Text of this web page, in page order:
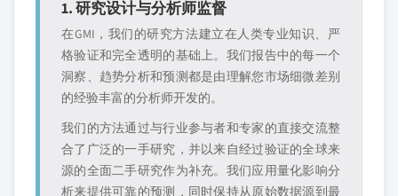
1. 研究设计与分析师监督
在GMI，我们的研究方法建立在人类专业知识、严
格验证和完全透明的基础上。我们报告中的每一个
洞察、趋势分析和预测都是由理解您市场细微差别
的经验丰富的分析师开发的。
我们的方法通过与行业参与者和专家的直接交流整
合了广泛的一手研究，并以来自经过验证的全球来
源的全面二手研究作为补充。我们应用量化影响分
析来提供可靠的预测，同时保持从原始数据源到最